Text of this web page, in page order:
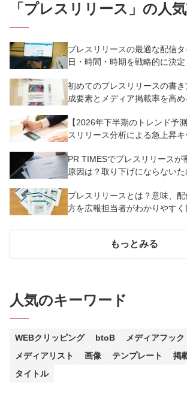
「 プレスリリース 」の人
プレスリリースの最適な配信
日・時間・時期を戦略的に決定
初めてのプレスリリースの書
成要素とメディア掲載率を高
【2026年下半期のトレンド予
スリリース分析による急上昇キ
PR TIMESでプレスリリースが
原因は？取り下げにならないた
プレスリリースとは？意味、
方を広報担当者がわかりやすく
もっとみる
人気のキーワード
WEBクリッピング btoB メディアフック
メディアリスト
画像 テンプレート 掲
タイトル